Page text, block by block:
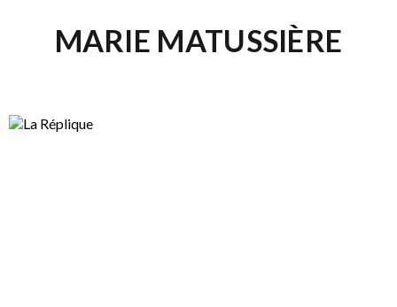
MARIE MATUSSIÈRE